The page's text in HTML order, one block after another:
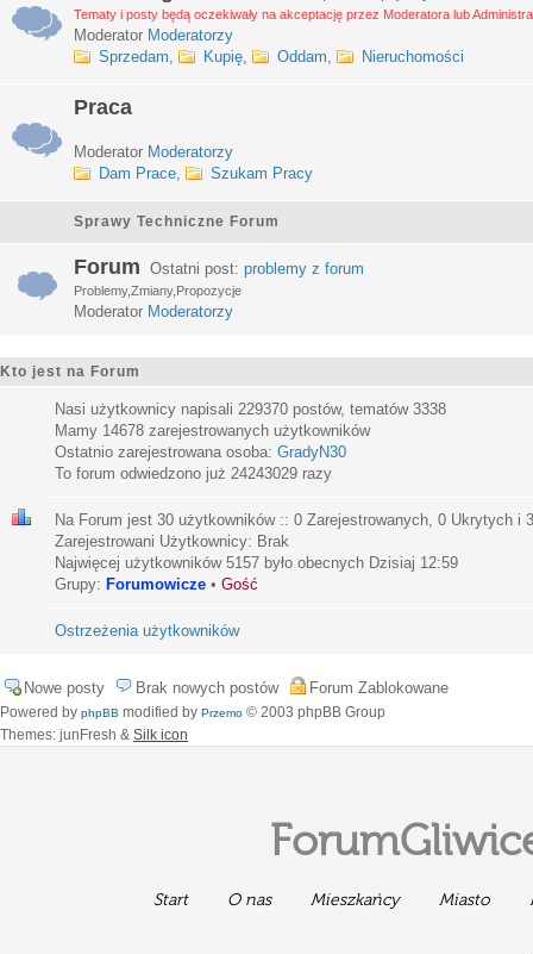
Tematy i posty będą oczekiwały na akceptację przez Moderatora lub
Moderator Moderatorzy
Sprzedam, Kupię, Oddam, Nieruchomości
Praca
Moderator Moderatorzy
Dam Prace, Szukam Pracy
Sprawy Techniczne Forum
Forum Ostatni post: problemy z forum
Problemy,Zmiany,Propozycje
Moderator Moderatorzy
Kto jest na Forum
Nasi użytkownicy napisali 229370 postów, tematów 3338
Mamy 14678 zarejestrowanych użytkowników
Ostatnio zarejestrowana osoba: GradyN30
To forum odwiedzono już 24243029 razy
Na Forum jest 30 użytkowników :: 0 Zarejestrowanych, 0 Ukrytych i
Zarejestrowani Użytkownicy: Brak
Najwięcej użytkowników 5157 było obecnych Dzisiaj 12:59
Grupy: Forumowicze • Gość
Ostrzeżenia użytkowników
Nowe posty Brak nowych postów Forum Zablokowane
Powered by phpBB modified by Przemo © 2003 phpBB Group
Themes: junFresh & Silk icon
Start O nas Mieszkańcy Miasto